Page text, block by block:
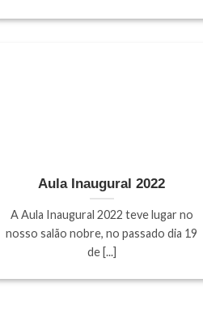
Aula Inaugural 2022
A Aula Inaugural 2022 teve lugar no
nosso salão nobre, no passado dia 19
de [...]